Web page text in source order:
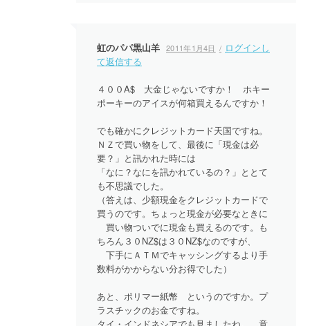
虹のパパ黒山羊 2011年1月4日
ログインし
て返信する
４００A$ 大金じゃないですか！ ホキー
ポーキーのアイスが何箱買えるんですか！
でも確かにクレジットカード天国ですね。
ＮＺで買い物をして、最後に「現金は必
要？」と訊かれた時には
「なに？なにを訊かれているの？」ととて
も不思議でした。
（答えは、少額現金をクレジットカードで
買うのです。ちょっと現金が必要なときに
買い物ついでに現金も買えるのです。も
ちろん３０NZ$は３０NZ$なのですが、
下手にＡＴＭでキャッシングするより手
数料がかからない分お得でした）
あと、ポリマー紙幣 というのですか。プ
ラスチックのお金ですね。